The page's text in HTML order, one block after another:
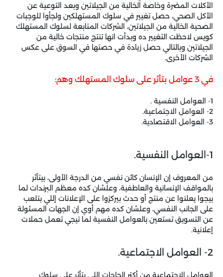
الأكلات المضرة وخاصة الخالية من الجيلاتين وبعد التوعية عن
الأكل الصحي، حصل تغيير في سلوك المستهلكين ولجأوا للوجبات
الصحية الخالية من الجيلاتين، الشركات المتابعة لسلوك المستهلك
كويس لاحظت التغيير ده وبدأت انها تنتج منتجات خالية من
الجيلاتين وبالتالي حصل زيادة في حصتها في السوق على عكس
الشركات الأخرى.
في 3 عوامل بتأثر على سلوك المستهلك وهم:
1- العوامل النفسية .
2- العوامل الاجتماعية.
3- العوامل الاقتصادية.
1-العوامل النفسية.
من المعروف إن الإنسان كائن نفسي من الدرجة الأولى، بيتأثر
بالمواقف الإنسانية والعاطفية، وعلشان كده معظم البرندات لما
بيجوا يعلنوا عن منتج أو حدث بيركزوا على الإعلانات إللي بتلعب
على الجانب النفسي، وعلشان كده مهم أوي إن الجهات المسئولة
عن التسويق تستعين بالعوامل النفسية لما تيجي تعمل حملات
إعلانية.
2- العوامل الاجتماعية.
العوامل الإجتماعية من أكتر الحاجات إللي بتأثر على سلوك